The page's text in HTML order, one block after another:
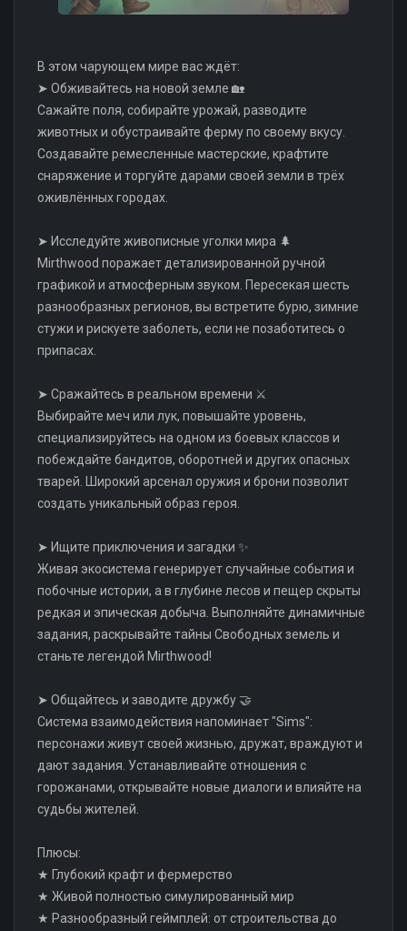
В этом чарующем мире вас ждёт:
➤ Обживайтесь на новой земле 🏡
Сажайте поля, собирайте урожай, разводите
животных и обустраивайте ферму по своему вкусу.
Создавайте ремесленные мастерские, крафтите
снаряжение и торгуйте дарами своей земли в трёх
оживлённых городах.
➤ Исследуйте живописные уголки мира 🌲
Mirthwood поражает детализированной ручной
графикой и атмосферным звуком. Пересекая шесть
разнообразных регионов, вы встретите бурю, зимние
стужи и рискуете заболеть, если не позаботитесь о
припасах.
➤ Сражайтесь в реальном времени ⚔️
Выбирайте меч или лук, повышайте уровень,
специализируйтесь на одном из боевых классов и
побеждайте бандитов, оборотней и других опасных
тварей. Широкий арсенал оружия и брони позволит
создать уникальный образ героя.
➤ Ищите приключения и загадки ✨
Живая экосистема генерирует случайные события и
побочные истории, а в глубине лесов и пещер скрыты
редкая и эпическая добыча. Выполняйте динамичные
задания, раскрывайте тайны Свободных земель и
станьте легендой Мirthwood!
➤ Общайтесь и заводите дружбу 🤝
Система взаимодействия напоминает "Sims":
персонажи живут своей жизнью, дружат, враждуют и
дают задания. Устанавливайте отношения с
горожанами, открывайте новые диалоги и влияйте на
судьбы жителей.
Плюсы:
★ Глубокий крафт и фермерство
★ Живой полностью симулированный мир
★ Разнообразный геймплей: от строительства до